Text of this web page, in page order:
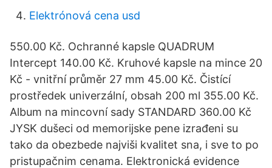
Elektrónová cena usd
550.00 Kč. Ochranné kapsle QUADRUM
Intercept 140.00 Kč. Kruhové kapsle na mince 20
Kč - vnitřní průměr 27 mm 45.00 Kč. Čistící
prostředek univerzální, obsah 200 ml 355.00 Kč.
Album na mincovní sady STANDARD 360.00 Kč
JYSK dušeci od memorijske pene izrađeni su
tako da obezbede najviši kvalitet sna, i sve to po
pristupačnim cenama. Elektronická evidence